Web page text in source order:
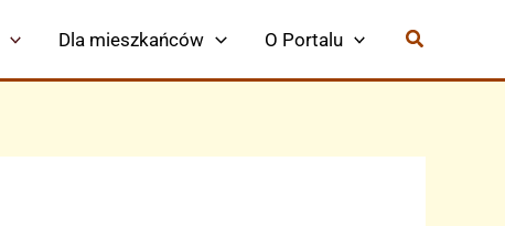
Dla mieszkańców O Portalu